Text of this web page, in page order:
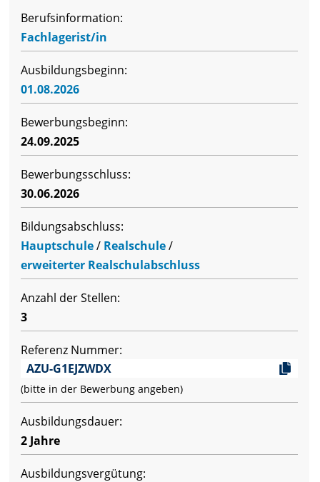
Berufsinformation:
Fachlagerist/in
Ausbildungsbeginn:
01.08.2026
Bewerbungsbeginn:
24.09.2025
Bewerbungsschluss:
30.06.2026
Bildungsabschluss:
Hauptschule/ Realschule/
erweiterter Realschulabschluss
Anzahl der Stellen:
3
Referenz Nummer:
AZU-G1EJZWDX
(bitte in der Bewerbung angeben)
Ausbildungsdauer:
2 Jahre
Ausbildungsvergütung: